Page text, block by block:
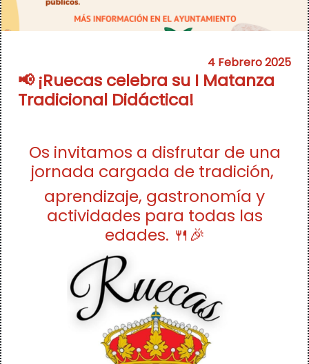
4 Febrero 2025
📢 ¡Ruecas celebra su I Matanza
Tradicional Didáctica!
Os invitamos a disfrutar de una
jornada cargada de tradición,
aprendizaje, gastronomía y
actividades para todas las
edades. 🍴🎉